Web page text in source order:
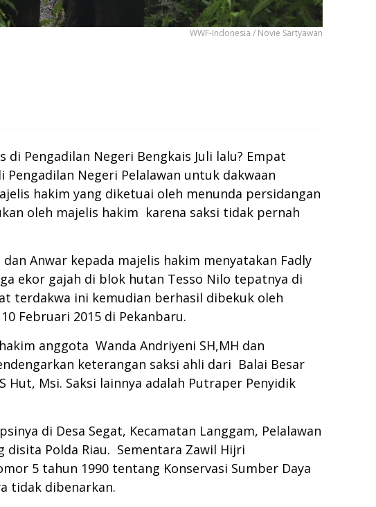
WWF-Indonesia / Novie Sartyawan
di Pengadilan Negeri Bengkais Juli lalu? Empat
Negeri Pelalawan untuk dakwaan
hakim yang diketuai oleh menunda persidangan
oleh majelis hakim karena saksi tidak pernah
Anwar kepada majelis hakim menyatakan Fadly
ekor gajah di blok hutan Tesso Nilo tepatnya di
terdakwa ini kemudian berhasil dibekuk oleh
Februari 2015 di Pekanbaru.
anggota Wanda Andriyeni SH,MH dan
keterangan saksi ahli dari Balai Besar
Hut, Msi. Saksi lainnya adalah Putraper Penyidik
di Desa Segat, Kecamatan Langgam, Pelalawan
disita Polda Riau. Sementara Zawil Hijri
5 tahun 1990 tentang Konservasi Sumber Daya
tidak dibenarkan.